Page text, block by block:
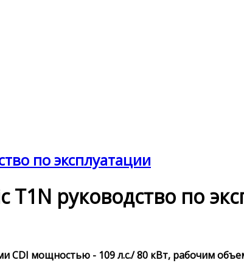
по эксплуатации
T1N руководство по
CDI мощностью - 109 л.с./ 80 кВт, рабочим